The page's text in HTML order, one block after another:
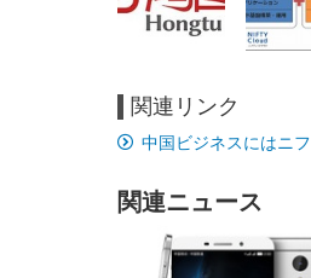
[EdoErgo] オフィスチェア 椅
子 テレワーク 疲れない 跳ね
ト 約105度ロッキング pc 事務
椅子 360度回転 座面昇降 強化
ッシュ 在宅ワーク H-
WY01(黒網+黒枠+黒足)
￥5,699
EIZO ビジネス向けプレミア
ムモニター | FlexScan
ト
￥105,595
Amazonベーシック ペットシ
ーツ 薄型 レギュラー 1回使い
￥3,373
関連リンク
中国ビジネスにはニ
関連ニュース